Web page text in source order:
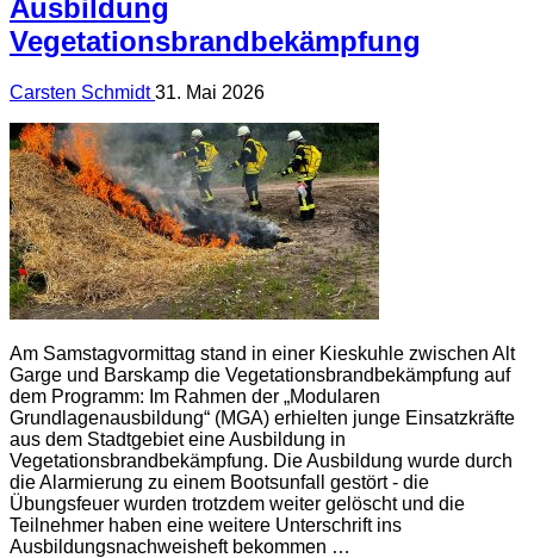
Ausbildung
Vegetationsbrandbekämpfung
Carsten Schmidt31. Mai 2026
Am Samstagvormittag stand in einer Kieskuhle zwischen Alt
Garge und Barskamp die Vegetationsbrandbekämpfung auf
dem Programm: Im Rahmen der „Modularen
Grundlagenausbildung“ (MGA) erhielten junge Einsatzkräfte
aus dem Stadtgebiet eine Ausbildung in
Vegetationsbrandbekämpfung. Die Ausbildung wurde durch
die Alarmierung zu einem Bootsunfall gestört - die
Übungsfeuer wurden trotzdem weiter gelöscht und die
Teilnehmer haben eine weitere Unterschrift ins
Ausbildungsnachweisheft bekommen …